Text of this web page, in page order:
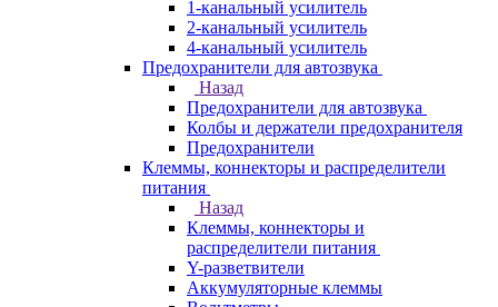
1-канальный усилитель
2-канальный усилитель
4-канальный усилитель
Предохранители для автозвука
Назад
Предохранители для автозвука
Колбы и держатели предохранителя
Предохранители
Клеммы, коннекторы и распределители
питания
Назад
Клеммы, коннекторы и
распределители питания
Y-разветвители
Аккумуляторные клеммы